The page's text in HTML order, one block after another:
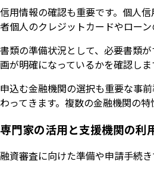
信用情報の確認も重要です。個人
者個人のクレジットカードやロー
書類の準備状況として、必要書類
画が明確になっているかを確認しま
申込む金融機関の選択も重要な事
わってきます。複数の金融機関の
専門家の活用と支援機関の利
融資審査に向けた準備や申請手続